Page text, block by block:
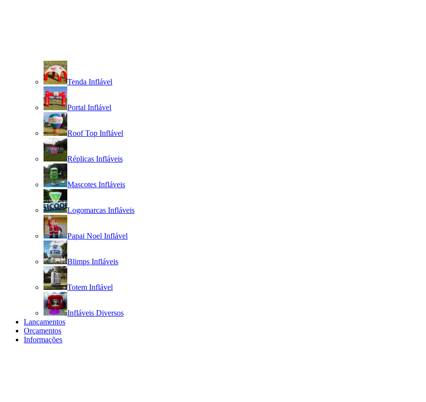
Tenda Inflável
Portal Inflável
Roof Top Inflável
Réplicas Infláveis
Mascotes Infláveis
Logomarcas Infláveis
Papai Noel Inflável
Blimps Infláveis
Totem Inflável
Infláveis Diversos
Lançamentos
Orçamentos
Informações